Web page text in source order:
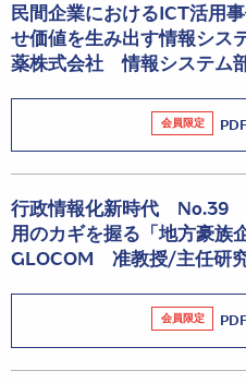
民間企業におけるICT活
せ価値を生み出す情報シ
薬株式会社 情報システ
会員限定
行政情報化新時代 No.39
用のカギを握る「地方豪
GLOCOM 准教授/主任
会員限定